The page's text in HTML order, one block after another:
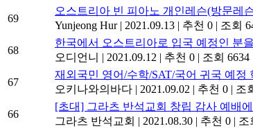
69
오스트리아 빈 피아노 개인레슨(방문레
Yunjeong Hur | 2021.09.13 | 추천 0 | 조회
68
한국에서 오스트리아로 입국 예정인 분
오디언니 | 2021.09.12 | 추천 0 | 조회 6634
67
재외국민 영어/수학/SAT/국어 귀국 예정
오키나와의바다 | 2021.09.02 | 추천 0 | 조
66
[초대] 그라츠 반석교회 창립 감사 예배
그라츠 반석교회 | 2021.08.30 | 추천 0 | 조